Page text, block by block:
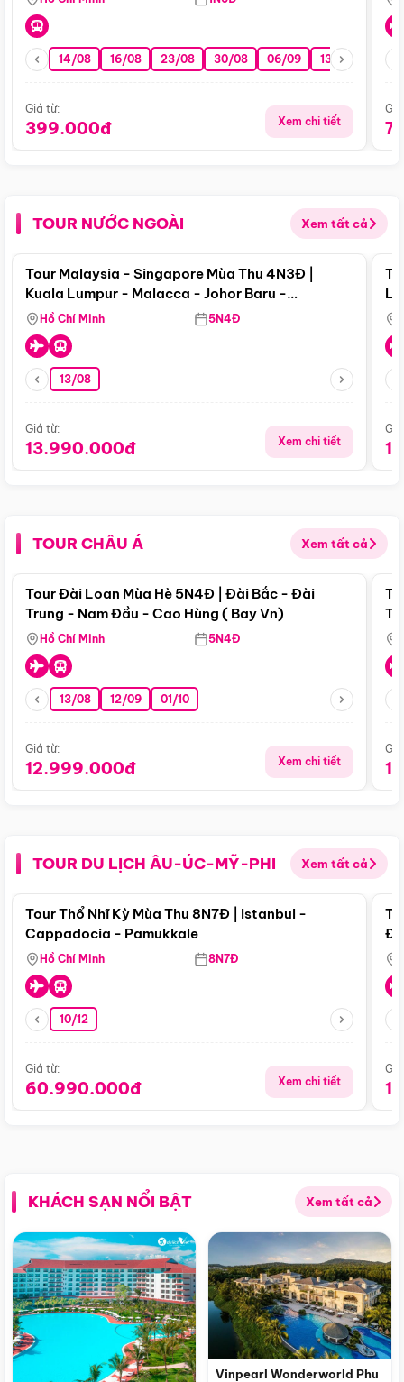
14/08 16/08 23/08 30/08 06/09 13/09 20/09
Giá từ:
399.000đ Xem chi tiết
TOUR NƯỚC NGOÀI Xem tất cả
Điểm nổi bật
Tour Malaysia - Singapore Mùa Thu 4N3Đ |
Kuala Lumpur - Malacca - Johor Baru -
Singapore
Hồ Chí Minh 5N4Đ
13/08
Giá từ:
13.990.000đ Xem chi tiết
TOUR CHÂU Á Xem tất cả
Điểm nổi bật
Tour Đài Loan Mùa Hè 5N4Đ | Đài Bắc - Đài
Trung - Nam Đầu - Cao Hùng ( Bay Vn)
Hồ Chí Minh 5N4Đ
13/08 12/09 01/10
Giá từ:
12.999.000đ Xem chi tiết
TOUR DU LỊCH ÂU-ÚC-MỸ-PHI Xem tất cả
Điểm nổi bật
Tour Thổ Nhĩ Kỳ Mùa Thu 8N7Đ | Istanbul -
Cappadocia - Pamukkale
Hồ Chí Minh 8N7Đ
10/12
Giá từ:
60.990.000đ Xem chi tiết
KHÁCH SẠN NỔI BẬT Xem tất cả
Vinpearl Wonderworld Phu